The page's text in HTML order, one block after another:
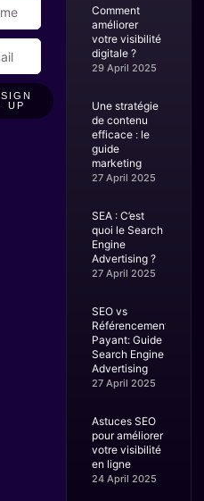
SIGN
UP
Comment
améliorer
votre visibilité
digitale ?
29 April 2025
Une stratégie
de contenu
efficace : le
guide
marketing
27 April 2025
SEA : C’est
quoi le Search
Engine
Advertising ?
27 April 2025
SEO vs
Référencement
Payant: Guide
Search Engine
Advertising
27 April 2025
Astuces SEO
pour améliorer
votre visibilité
en ligne
24 April 2025